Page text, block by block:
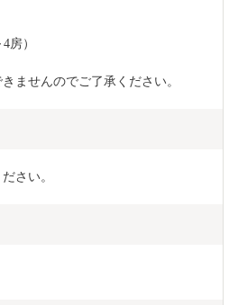
房）
ませんのでご了承ください。
さい。